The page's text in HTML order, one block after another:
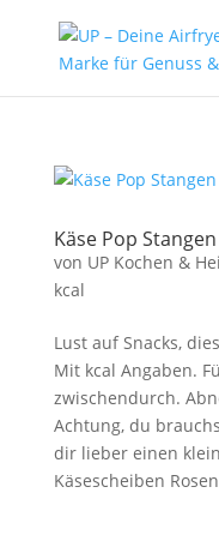
Käse Pop
von UP Kochen &
kcal
Lust auf Snacks,
Mit kcal Angaben.
zwischendurch.
Achtung, du
dir lieber einen
Käsescheiben